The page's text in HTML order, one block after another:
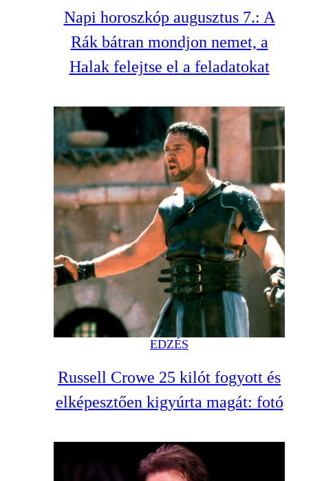
Napi horoszkóp augusztus 7.: A
Rák bátran mondjon nemet, a
Halak felejtse el a feladatokat
EDZÉS
Russell Crowe 25 kilót fogyott és
elképesztően kigyúrta magát: fotó